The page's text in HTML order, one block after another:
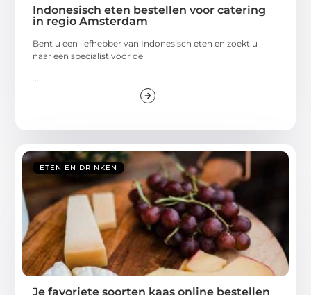
Indonesisch eten bestellen voor catering
in regio Amsterdam
Bent u een liefhebber van Indonesisch eten en zoekt u
naar een specialist voor de
...
ETEN EN DRINKEN
Je favoriete soorten kaas online bestellen